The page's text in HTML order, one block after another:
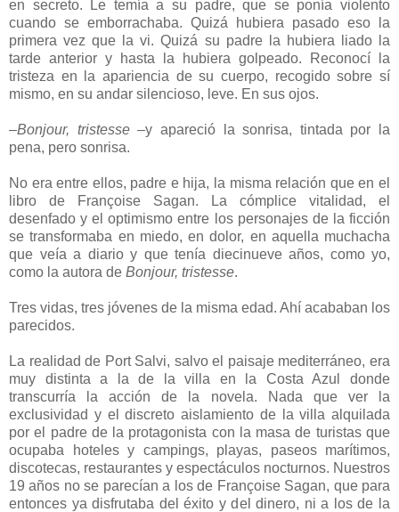
en secreto. Le temía a su padre, que se ponía violento
cuando se emborrachaba. Quizá hubiera pasado eso la
primera vez que la vi. Quizá su padre la hubiera liado la
tarde anterior y hasta la hubiera golpeado. Reconocí la
tristeza en la apariencia de su cuerpo, recogido sobre sí
mismo, en su andar silencioso, leve. En sus ojos.
–Bonjour, tristesse–y apareció la sonrisa, tintada por la
pena, pero sonrisa.
No era entre ellos, padre e hija, la misma relación que en el
libro de Françoise Sagan. La cómplice vitalidad, el
desenfado y el optimismo entre los personajes de la ficción
se transformaba en miedo, en dolor, en aquella muchacha
que veía a diario y que tenía diecinueve años, como yo,
como la autora de Bonjour, tristesse.
Tres vidas, tres jóvenes de la misma edad. Ahí acababan los
parecidos.
La realidad de Port Salvi, salvo el paisaje mediterráneo, era
muy distinta a la de la villa en la Costa Azul donde
transcurría la acción de la novela. Nada que ver la
exclusividad y el discreto aislamiento de la villa alquilada
por el padre de la protagonista con la masa de turistas que
ocupaba hoteles y campings, playas, paseos marítimos,
discotecas, restaurantes y espectáculos nocturnos. Nuestros
19 años no se parecían a los de Françoise Sagan, que para
entonces ya disfrutaba del éxito y del dinero, ni a los de la